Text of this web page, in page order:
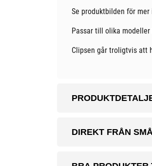
Se produktbilden för
Passar till olika
Clipsen går troligtvis att
DIREKT FRÅN